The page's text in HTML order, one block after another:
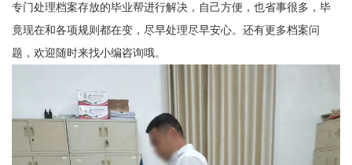
专门处理档案存放的毕业帮进行解决，自己方便，也省事很多，毕
竟现在和各项规则都在变，尽早处理尽早安心。还有更多档案问
题，欢迎随时来找小编咨询哦。